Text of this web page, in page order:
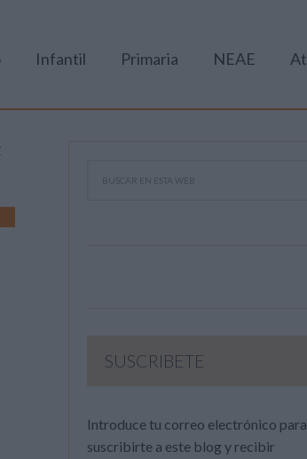
Infantil Primaria NEAE
SUSCRIBETE
Introduce tu correo electrónico para
suscribirte a este blog y recibir